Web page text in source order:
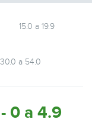
15.0 a 19.9
30.0 a 54.0
0 a 4.9